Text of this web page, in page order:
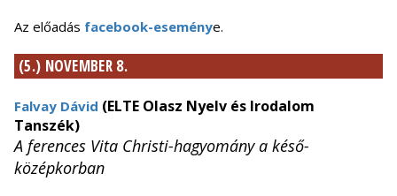
Az előadás facebook-eseménye.
(5.) NOVEMBER 8.
Falvay Dávid (ELTE Olasz Nyelv és Irodalom
Tanszék)
A ferences Vita Christi-hagyomány a késő-
középkorban